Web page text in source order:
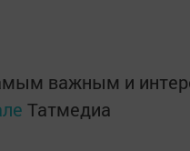
важным и
Татмедиа